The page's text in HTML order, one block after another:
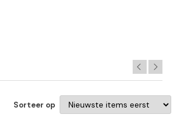
Sorteer op